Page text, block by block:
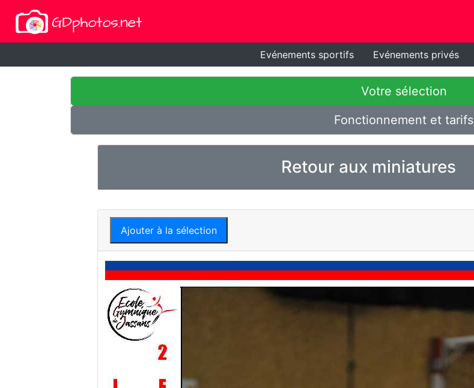
Evénements sportifs Evénements privés
Votre sélection
Fonctionnement et tarifs
Retour aux miniatures
Ajouter à la sélection